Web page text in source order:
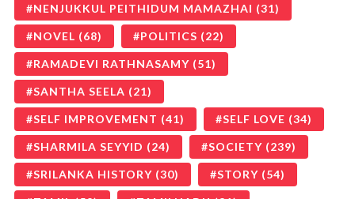
NENJUKKUL PEITHIDUM MAMAZHAI (31)
NOVEL (68) POLITICS (22)
RAMADEVI RATHNASAMY (51)
SANTHA SEELA (21)
SELF IMPROVEMENT (41) SELF LOVE (34)
SHARMILA SEYYID (24) SOCIETY (239)
SRILANKA HISTORY (30) STORY (54)